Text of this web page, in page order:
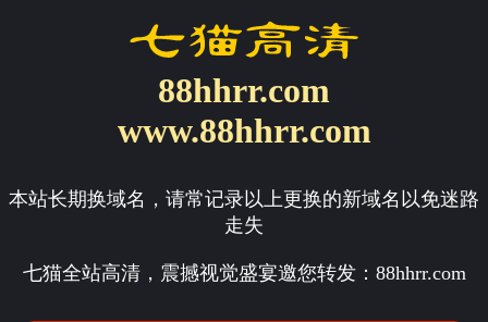
88hhrr.com
www.88hhrr.com
本站长期换域名，请常记录以上更换的新域名以免迷路
走失
七猫全站高清，震撼视觉盛宴邀您转发： 88hhrr.com